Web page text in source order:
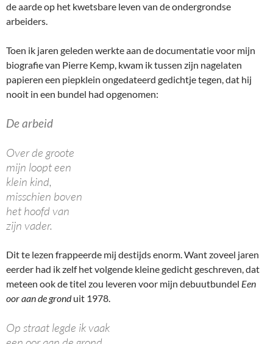
de aarde op het kwetsbare leven van de ondergrondse
arbeiders.
Toen ik jaren geleden werkte aan de documentatie voor mijn
biografie van Pierre Kemp, kwam ik tussen zijn nagelaten
papieren een piepklein ongedateerd gedichtje tegen, dat hij
nooit in een bundel had opgenomen:
De arbeid
Over de groote
mijn loopt een
klein kind,
misschien boven
het hoofd van
zijn vader.
Dit te lezen frappeerde mij destijds enorm. Want zoveel jaren
eerder had ik zelf het volgende kleine gedicht geschreven, dat
meteen ook de titel zou leveren voor mijn debuutbundel Een
oor aan de gronduit 1978.
Op straat legde ik vaak